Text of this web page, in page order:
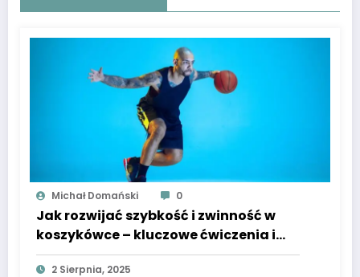
Michał Domański 0
Jak rozwijać szybkość i zwinność w
koszykówce – kluczowe ćwiczenia i
metody treningowe
2 Sierpnia, 2025